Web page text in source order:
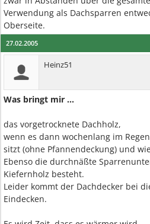
Verwendung als Dachsparren
Oberseite.
27.02.2005
Heinz51
Was bringt mir ...
das vorgetrocknete Dachholz,
wenn es dann wochenlang im
sitzt (ohne Pfannendeckung) und
Ebenso die durchnäßte
Kiefernholz besteht.
Leider kommt der Dachdecker bei
Eindecken.